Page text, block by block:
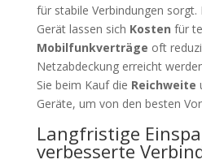
für stabile Verbindungen
Gerät lassen sich Kosten für
Mobilfunkverträge oft
Netzabdeckung erreicht
Sie beim Kauf die Reichweite
Geräte, um von den besten
Langfristige
verbesserte